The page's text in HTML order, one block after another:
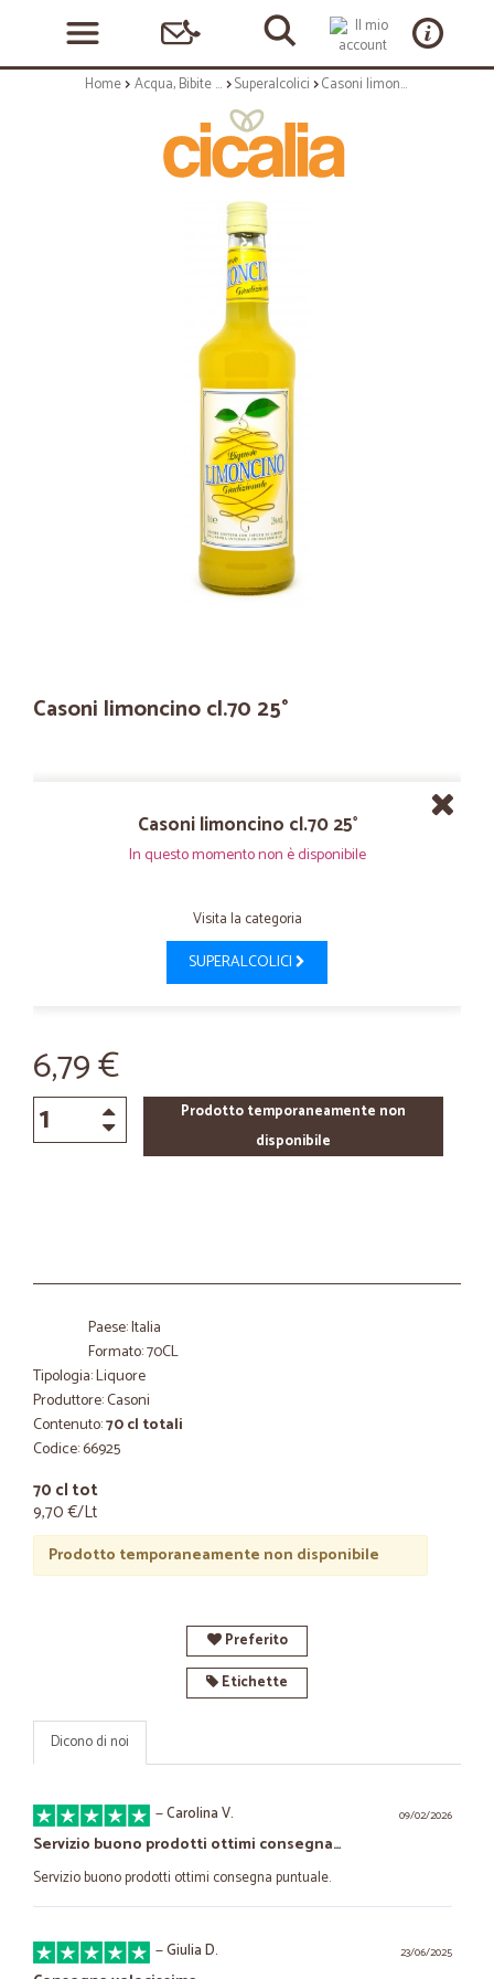
Home Acqua, Bibite e Alcolici Superalcolici Casoni limoncino cl.70 25°
Casoni limoncino cl.70 25°
Casoni limoncino cl.70 25°
In questo momento non è disponibile
Visita la categoria
SUPERALCOLICI
6,79 €
Prodotto temporaneamente non
disponibile
Paese: Italia
Formato: 70CL
Tipologia: Liquore
Produttore: Casoni
Contenuto:70 cl totali
Codice: 66925
70 cl tot
9,70 €/Lt
Prodotto temporaneamente non disponibile
Preferito
Etichette
Dicono di noi
09/02/2026
—Carolina V.
Servizio buono prodotti ottimi consegna…
Servizio buono prodotti ottimi consegna puntuale.
23/06/2025
—Giulia D.